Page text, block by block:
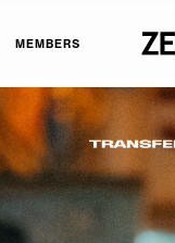
MEMBERS